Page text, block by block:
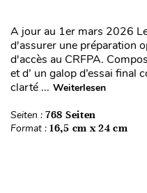
A jour au 1er mars 2026
d'assurer une préparation
d'accès au CRFPA.
et d’ un galop d’essai final
clarté ... Weiterlesen
Seiten : 768 Seiten
Format : 16,5 cm x 24 cm